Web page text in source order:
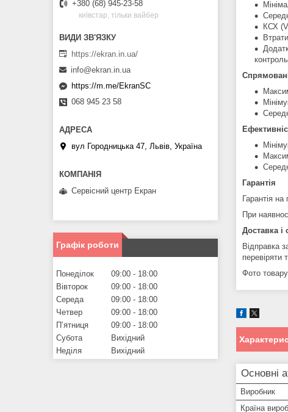
КСХ
Гарантія
Гарантія
При
Доставка і
Відправка
перевіряти
Фото
Основні
Виробник
Країна
+380 (68) 945-23-58
київстар, тільки вайбер
https://ekran.in.ua/
info@ekran.in.ua
https://m.me/EkranSC
068 945 23 58
вул Городницька 47, Львів, Україна
Сервісний центр Екран
Графік роботи
Понеділок 09:00
18:00
Вівторок
09:00
18:00
Середа
09:00
18:00
Четвер
09:00
18:00
Пʼятниця
09:00
18:00
Субота
Вихідний
Неділя
Вихідний